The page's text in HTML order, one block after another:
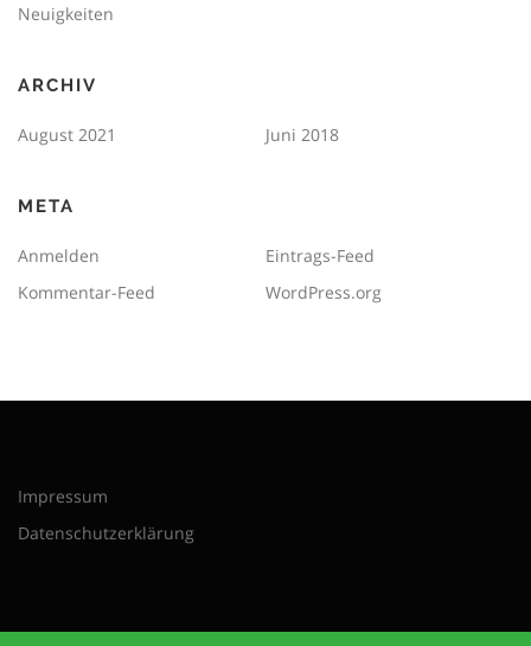
Neuigkeiten
ARCHIV
August 2021 Juni 2018
META
Anmelden
Eintrags-Feed
Kommentar-Feed
WordPress.org
Impressum
Datenschutzerklärung